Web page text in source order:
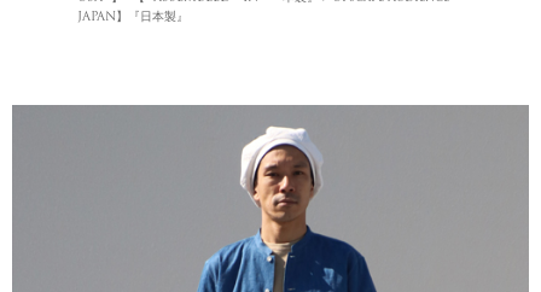
JAPAN】『日本製』